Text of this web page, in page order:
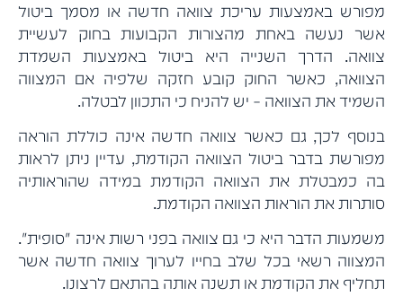
מפורש באמצעות עריכת צוואה חדשה או מסמך ביטול
אשר נעשה באחת מהצורות הקבועות בחוק לעשיית
צוואה. הדרך השנייה היא ביטול באמצעות השמדת
הצוואה, כאשר החוק קובע חזקה שלפיה אם המצווה
השמיד את הצוואה – יש להניח כי התכוון לבטלה.
בנוסף לכך, גם כאשר צוואה חדשה אינה כוללת הוראה
מפורשת בדבר ביטול הצוואה הקודמת, עדיין ניתן לראות
בה כמבטלת את הצוואה הקודמת במידה שהוראותיה
סותרות את הוראות הצוואה הקודמת.
משמעות הדבר היא כי גם צוואה בפני רשות אינה "סופית".
המצווה רשאי בכל שלב בחייו לערוך צוואה חדשה אשר
תחליף את הקודמת או תשנה אותה בהתאם לרצונו.